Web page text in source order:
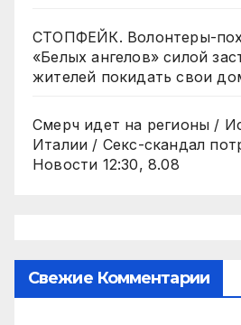
СТОПФЕЙК. Волонтеры-
«Белых ангелов» силой
жителей покидать свои
Смерч идет на регионы /
Италии / Секс-скандал
Новости 12:30, 8.08
Свежие Комментарии